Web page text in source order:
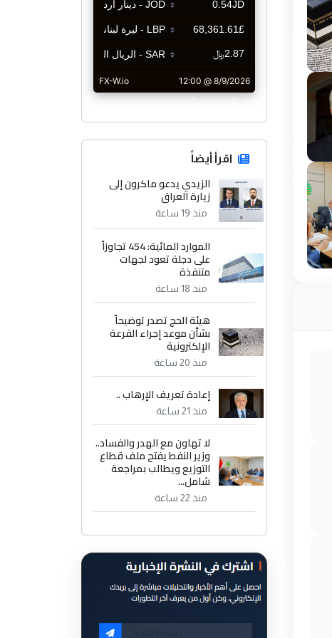
CurrencyRate
اقرأ أيضاً
الزيدي يدعو ماكرون إلى
زيارة العراق
منذ 19 ساعة
الموارد المائية: 454 تجاوزاً
على دجلة تعود لجهات
متنفذة
منذ 18 ساعة
هيئة الحج تصدر توضيحاً
بشأن موعد إجراء القرعة
الإلكترونية
منذ 20 ساعة
إعادة تعريف الإرهاب ..
منذ 21 ساعة
لا تهاون مع الهدر والفساد..
وزير النفط يفتح ملف قطاع
التوزيع ويطالب بمراجعة
شامل...
منذ 22 ساعة